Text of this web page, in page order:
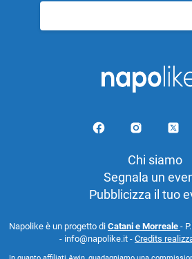
per:
Chi siamo
Segnala un
Pubblicizza il tuo
Napolike è un progetto di Catani e Morreale -
- info@napolike.it - Credits